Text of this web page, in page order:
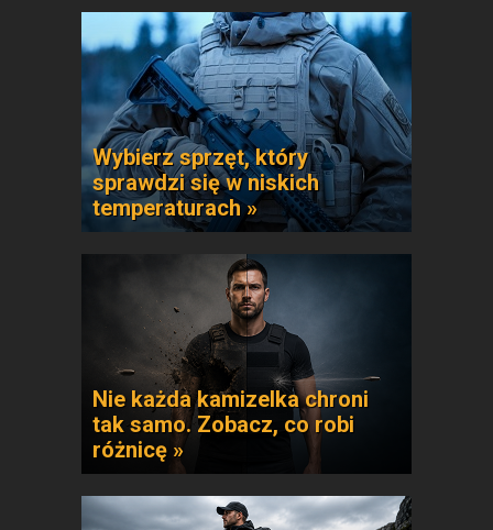
Wybierz sprzęt, który
sprawdzi się w niskich
temperaturach »
Nie każda kamizelka chroni
tak samo. Zobacz, co robi
różnicę »